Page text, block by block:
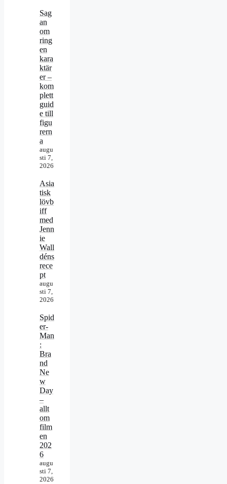
Sag
an
om
ring
en
kara
ktär
er –
kom
plett
guid
e till
figu
rern
a
augu
sti 7,
2026
Asia
tisk
lövb
iff
med
Jenn
ie
Wall
déns
rece
pt
augu
sti 7,
2026
Spid
er-
Man
:
Bra
nd
Ne
w
Day
–
allt
om
film
en
202
6
augu
sti 7,
2026